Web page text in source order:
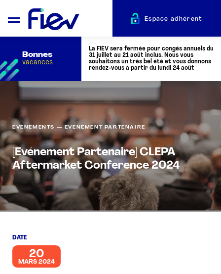
QUI SOMMES-NOUS ?
L’AUTOMOTIVE
ADHÉRENTS
ACTUALITÉS
PRESSE
Espace adhérent
Bonnes
vacances
La FIEV sera fermée pour congés annuels du
31 juillet au 21 août inclus. Nous vous
souhaitons un très bel été et vous donnons
rendez-vous à partir du lundi 24 août
ÉVÈNEMENTS — EVÉNEMENT PARTENAIRE
[Evénement Partenaire] CLEPA
Aftermarket Conference 2024
DATE
20
MARS 2024